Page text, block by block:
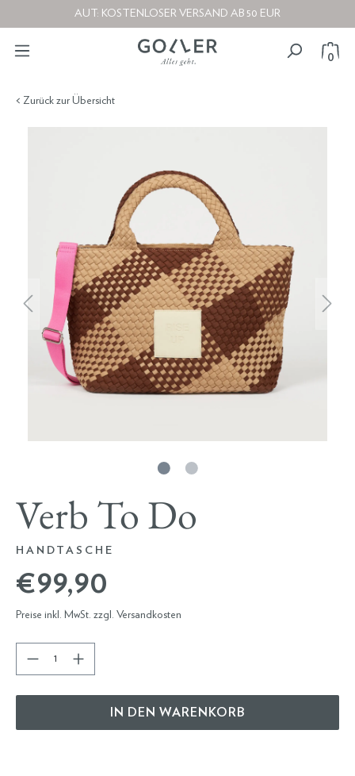
AUT: KOSTENLOSER VERSAND AB 50 EUR
0
< Zurück zur Übersicht
Verb To Do
HANDTASCHE
€ 99,90
Preise inkl. MwSt. zzgl. Versandkosten
IN DEN WARENKORB